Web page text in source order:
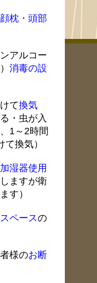
枕・頭部
アルコー
消毒の設
て換気
・虫が入
1～2時間
換気）
加湿器使用
ますが衛
す）
ペースの
様のお断